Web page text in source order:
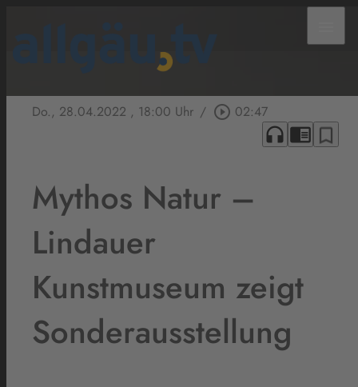
Do., 28.04.2022 , 18:00 Uhr / play_circle_outline 02:47
headphones chrome_reader_mode bookmark_border
Mythos Natur –
Lindauer
Kunstmuseum zeigt
Sonderausstellung